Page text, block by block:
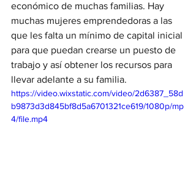
económico de muchas familias. Hay
muchas mujeres emprendedoras a las
que les falta un mínimo de capital inicial
para que puedan crearse un puesto de
trabajo y así obtener los recursos para
llevar adelante a su familia.
https://video.wixstatic.com/video/2d6387_58d
b9873d3d845bf8d5a6701321ce619/1080p/mp
4/file.mp4